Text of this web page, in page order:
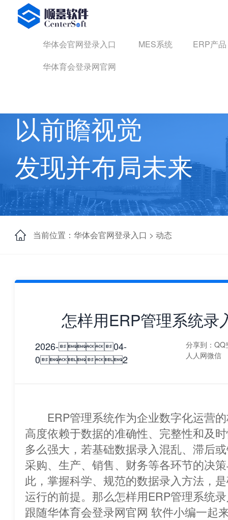
华体会官网登录入口
华体会官网登录入口 MES系统
ERP产品
华体育会登录网官网
以前瞻视觉
发现并布局未来
当前位置：华体会官网登录入口 > 动态
怎样用ERP管理系统录
2026-04-
02
分享到： QQ
人人网微信
ERP管理系统作为企业数字化运营的
高度依赖于数据的准确性、完整性和及
多么强大，若基础数据录入混乱、滞后
采购、生产、销售、财务等各环节的决
此，掌握科学、规范的数据录入方法，
运行的前提。那么怎样用ERP管理系统
跟随华体育会登录网官网 软件小编一起来看